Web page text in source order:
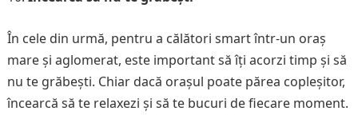
În cele din urmă, pentru a călători smart într-un oraș
mare și aglomerat, este important să îți acorzi timp și să
nu te grăbești. Chiar dacă orașul poate părea copleșitor,
încearcă să te relaxezi și să te bucuri de fiecare moment.